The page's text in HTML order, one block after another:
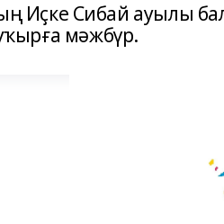
Иҫке Сибай ауылы
мәжбүр.